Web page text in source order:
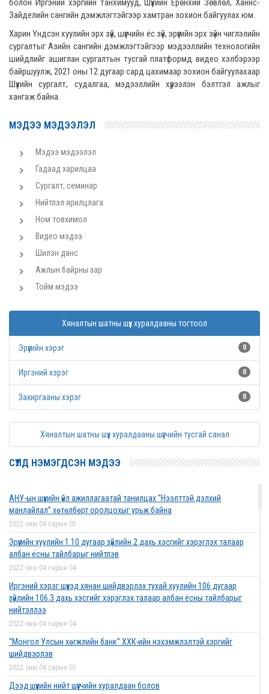
болон Иргэний хэргийн танхимууд, Шүүхийн Ерөнхий Зөвлөл, Ханнс-
Зайделийн сангийн дэмжлэгтэйгээр хамтран зохион байгуулах юм.
Харин Үндсэн хуулийн эрх зүй, шүүгчийн ёс зүй, эрүүгийн эрх зүйн чиглэлийн
сургалтыг Азийн сангийн дэмжлэгтэйгээр мэдээллийн технологийн
шийдлийг ашиглан сургалтын тусгай платформд видео хэлбэрээр
байршуулж, 2021 оны 12 дугаар сард цахимаар зохион байгуулахаар
Шүүхийн сургалт, судалгаа, мэдээллийн хүрээлэн бэлтгэл ажлыг
хангаж байна.
МЭДЭЭ МЭДЭЭЛЭЛ
Мэдээ мэдээлэл
Гадаад харилцаа
Сургалт, семинар
Нийтлэл ярилцлага
Ном товхимол
Видео мэдээ
Шилэн данс
Ажлын байрны зар
Тойм мэдээ
Хяналтын шатны шүүх хуралдааны тогтоол
Эрүүгийн хэрэг 0
Иргэний хэрэг 0
Захиргааны хэрэг 0
Хяналтын шатны шүүх хуралдааны шүүгчийн тусгай санал
СҮҮЛД НЭМЭГДСЭН МЭДЭЭ
АНУ-ын шүүхийн үйл ажиллагаатай танилцах “Нээлттэй дэлхий
манлайлал” хөтөлбөрт оролцохыг урьж байна
2022 оны 04 сарын 05
Эрүүгийн хуулийн 1.10 дугаар зүйлийн 2 дахь хэсгийг хэрэглэх талаар
албан ёсны тайлбарыг нийтлэв
2022 оны 04 сарын 04
Иргэний хэрэг шүүхэд хянан шийдвэрлэх тухай хуулийн 106 дугаар
зүйлийн 106.3 дахь хэсгийг хэрэглэх талаар албан ёсны тайлбарыг
нийтэллээ
2022 оны 04 сарын 04
“Монгол Улсын хөгжлийн банк” ХХК-ийн нэхэмжлэлтэй хэргийг
шийдвэрлэв
2022 оны 04 сарын 01
Дээд шүүхийн нийт шүүгчийн хуралдаан болов